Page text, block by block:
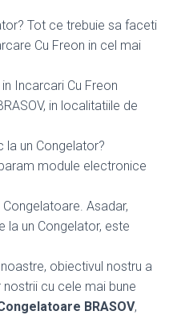
Tot ce trebuie sa faceti
Cu Freon in cel mai
Incarcari Cu Freon
in localitatiile de
un Congelator?
module electronice
Asadar,
la un Congelator, este
obiectivul nostru a
cu cele mai bune
BRASOV,